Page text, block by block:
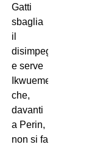
Gatti
sbaglia
il
disimpegno
e serve
Ikwuemesi
che,
davanti
a Perin,
non si fa